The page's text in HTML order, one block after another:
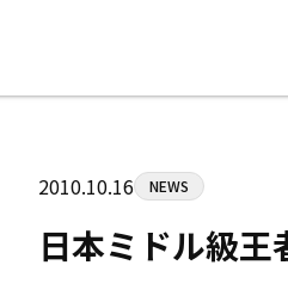
Tel/Fax：042-622-7222
2010.10.16 NEWS
日本ミドル級